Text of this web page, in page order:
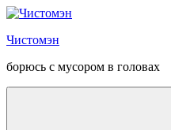
Перейти
содержанию
Чистомэн
борюсь с мусором в головах